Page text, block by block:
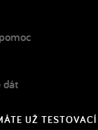
dát
UŽ TESTOVACÍ